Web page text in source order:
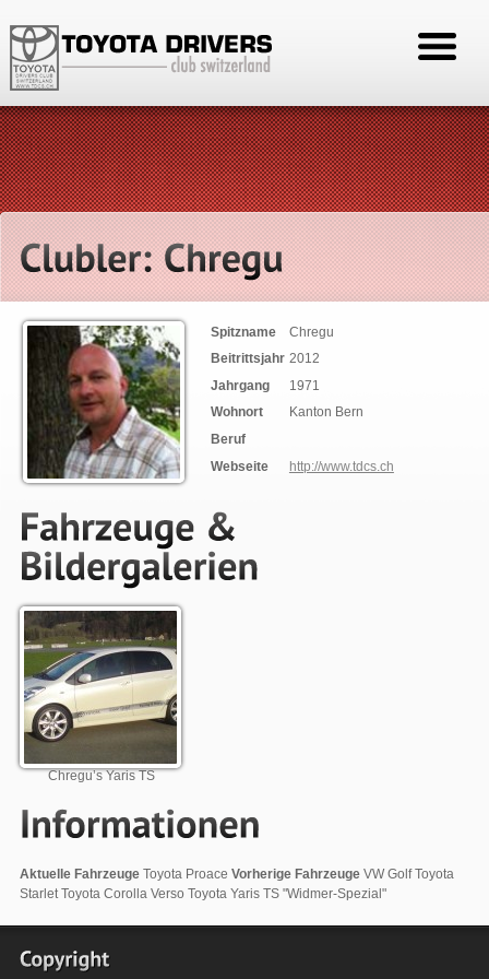
Spitzname
Chregu
Beitrittsjahr 2012
Jahrgang
1971
Wohnort
Kanton Bern
Beruf
Webseite
http://www.tdcs.ch
Chregu’s Yaris TS
Aktuelle FahrzeugeToyota Proace Vorherige FahrzeugeVW Golf Toyota
Starlet Toyota Corolla Verso Toyota Yaris TS "Widmer-Spezial"